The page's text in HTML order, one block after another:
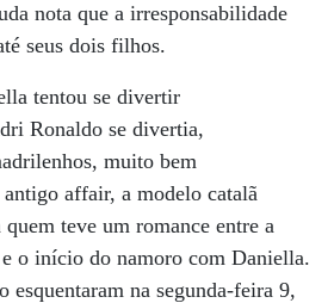
nota que a irresponsabilidade
seus dois filhos.
tentou se divertir
Ronaldo se divertia,
muito bem
antigo affair, a modelo catalã
teve um romance entre a
o início do namoro com Daniella.
esquentaram na segunda-feira 9,